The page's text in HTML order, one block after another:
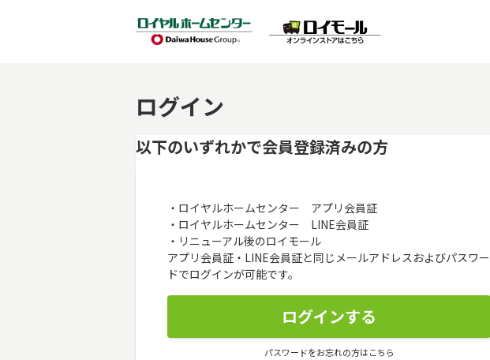
ログイン
以下のいずれかで会員登録済みの方
・ロイヤルホームセンター アプリ会員証
・ロイヤルホームセンター LINE会員証
・リニューアル後のロイモール
アプリ会員証・LINE会員証と同じメールアドレスおよびパスワー
ドでログインが可能です。
パスワードをお忘れの方はこちら